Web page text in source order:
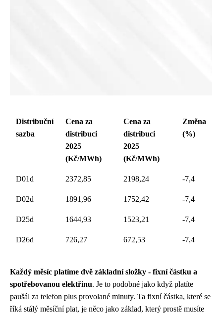
Distribuční
sazba
Cena za
distribuci
2025
(Kč/MWh)
Cena za
distribuci
2025
(Kč/MWh)
Změna
(%)
D01d 2372,85 2198,24 -7,4
D02d 1891,96 1752,42 -7,4
D25d 1644,93 1523,21 -7,4
D26d 726,27 672,53 -7,4
Každý měsíc platíme dvě základní složky - fixní částku a
spotřebovanou elektřinu. Je to podobné jako když platíte
paušál za telefon plus provolané minuty. Ta fixní částka, které se
říká stálý měsíční plat, je něco jako základ, který prostě musíte